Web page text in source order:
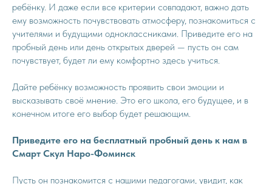
ребёнку. И даже если все критерии совпадают, важно дать
ему возможность почувствовать атмосферу, познакомиться с
учителями и будущими одноклассниками. Приведите его на
пробный день или день открытых дверей — пусть он сам
почувствует, будет ли ему комфортно здесь учиться.
Дайте ребёнку возможность проявить свои эмоции и
высказывать своё мнение. Это его школа, его будущее, и в
конечном итоге его выбор будет решающим.
Приведите его на бесплатный пробный день к нам в
Смарт Скул Наро-Фоминск
Пусть он познакомится с нашими педагогами, увидит, как